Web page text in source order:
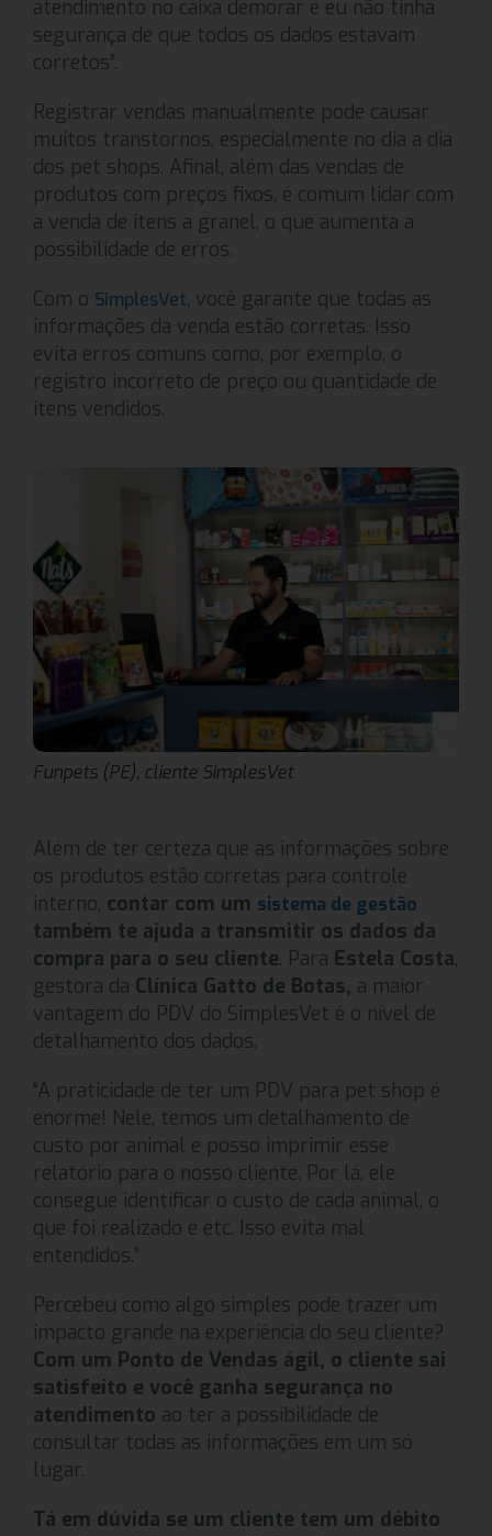
atendimento no caixa demorar e eu não tinha
segurança de que todos os dados estavam
corretos”.
Registrar vendas manualmente pode causar
muitos transtornos, especialmente no dia a dia
dos pet shops. Afinal, além das vendas de
produtos com preços fixos, é comum lidar com
a venda de itens a granel, o que aumenta a
possibilidade de erros.
Com o SimplesVet, você garante que todas as
informações da venda estão corretas. Isso
evita erros comuns como, por exemplo, o
registro incorreto de preço ou quantidade de
itens vendidos.
Funpets (PE), cliente SimplesVet
Além de ter certeza que as informações sobre
os produtos estão corretas para controle
interno, contar com um sistema de gestão
também te ajuda a transmitir os dados da
compra para o seu cliente. Para Estela Costa,
gestora da Clínica Gatto de Botas, a maior
vantagem do PDV do SimplesVet é o nível de
detalhamento dos dados.
“A praticidade de ter um PDV para pet shop é
enorme! Nele, temos um detalhamento de
custo por animal e posso imprimir esse
relatório para o nosso cliente. Por lá, ele
consegue identificar o custo de cada animal, o
que foi realizado e etc. Isso evita mal
entendidos.”
Percebeu como algo simples pode trazer um
impacto grande na experiência do seu cliente?
Com um Ponto de Vendas ágil, o cliente sai
satisfeito e você ganha segurança no
atendimento ao ter a possibilidade de
consultar todas as informações em um só
lugar.
Tá em dúvida se um cliente tem um débito